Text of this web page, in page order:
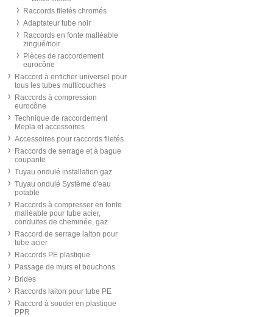
Raccords filetés chromés
Adaptateur tube noir
Raccords en fonte malléable
zingué/noir
Pièces de raccordement
eurocône
Raccord à enficher universel pour
tous les tubes multicouches
Raccords à compression
eurocône
Technique de raccordement
Mepla et accessoires
Accessoires pour raccords filetés
Raccords de serrage et à bague
coupante
Tuyau ondulé installation gaz
Tuyau ondulé Système d'eau
potable
Raccords à compresser en fonte
malléable pour tube acier,
conduites de cheminée, gaz
Raccord de serrage laiton pour
tube acier
Raccords PE plastique
Passage de murs et bouchons
Brides
Raccords laiton pour tube PE
Raccord à souder en plastique
PPR